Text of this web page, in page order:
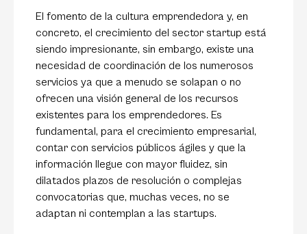
El fomento de la cultura emprendedora y, en
concreto, el crecimiento del sector startup está
siendo impresionante, sin embargo, existe una
necesidad de coordinación de los numerosos
servicios ya que a menudo se solapan o no
ofrecen una visión general de los recursos
existentes para los emprendedores. Es
fundamental, para el crecimiento empresarial,
contar con servicios públicos ágiles y que la
información llegue con mayor fluidez, sin
dilatados plazos de resolución o complejas
convocatorias que, muchas veces, no se
adaptan ni contemplan a las startups.